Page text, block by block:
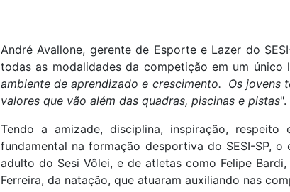
André Avallone, gerente de Esporte e Lazer do
todas as modalidades da competição em um único
ambiente de aprendizado e crescimento. Os jovens
valores que vão além das quadras, piscinas e pistas".
Tendo a amizade, disciplina, inspiração,
fundamental na formação desportiva do SESI-SP,
adulto do Sesi Vôlei, e de atletas como Felipe
Ferreira, da natação, que atuaram auxiliando nas